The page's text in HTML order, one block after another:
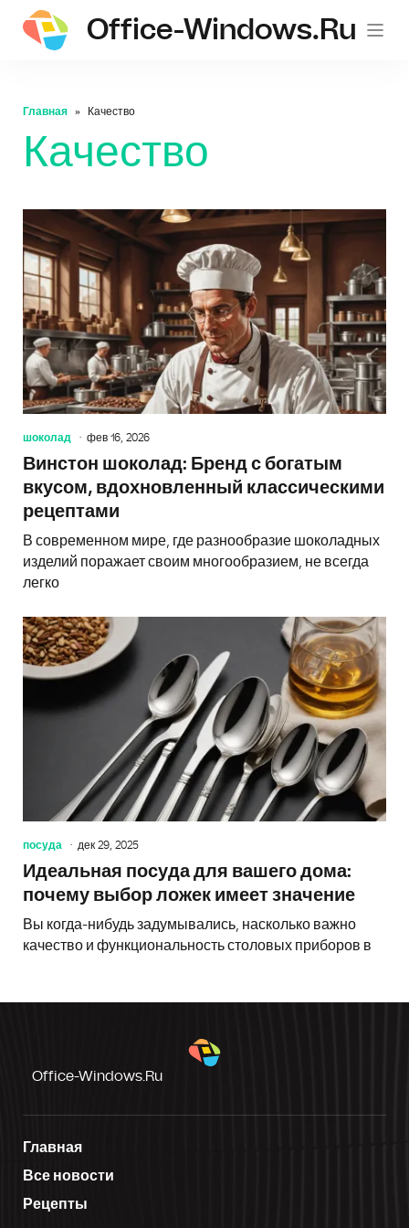
Office-Windows.ru
Главная Качество
Качество
шоколад фев 16, 2026
Винстон шоколад: Бренд с богатым
вкусом, вдохновленный классическими
рецептами
В современном мире, где разнообразие шоколадных
изделий поражает своим многообразием, не всегда
легко
посуда дек 29, 2025
Идеальная посуда для вашего дома:
почему выбор ложек имеет значение
Вы когда-нибудь задумывались, насколько важно
качество и функциональность столовых приборов в
Office-Windows.ru
Главная
Все новости
Рецепты